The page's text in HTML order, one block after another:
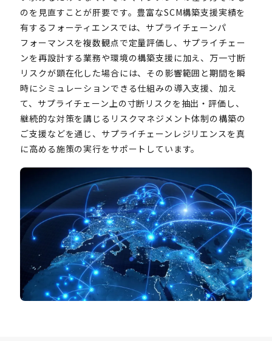
のを見直すことが肝要です。豊富なSCM構築支援実績を
有するフォーティエンスでは、サプライチェーンパ
フォーマンスを複数観点で定量評価し、サプライチェー
ンを再設計する業務や環境の構築支援に加え、万一寸断
リスクが顕在化した場合には、その影響範囲と期間を瞬
時にシミュレーションできる仕組みの導入支援、加え
て、サプライチェーン上の寸断リスクを抽出・評価し、
継続的な対策を講じるリスクマネジメント体制の構築の
ご支援などを通じ、サプライチェーンレジリエンスを真
に高める施策の実行をサポートしています。